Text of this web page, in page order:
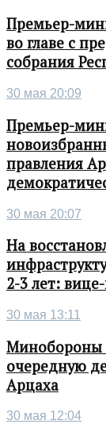
Премьер-
во главе с
собрания
30 мая 20:09
Премьер-
правления
30 мая 20:07
На
2-3 лет:
30 мая 13:11
Минобороны
очередную
Арцаха
30 мая 12:04